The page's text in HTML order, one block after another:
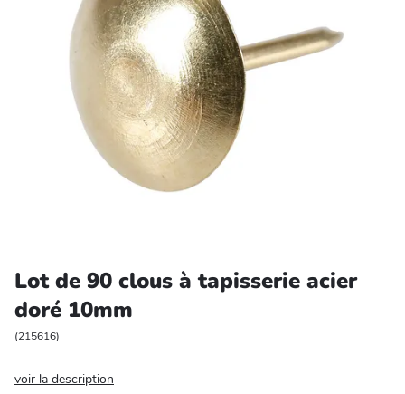
Meuble
Cuisine et art de la table
Salle de bain et beauté
Entretien et rangement
Bricolage et auto
Jardin et plein air
Zoomer sur l'image
Lot de 90 clous à tapisserie acier
doré 10mm
(215616)
voir la description